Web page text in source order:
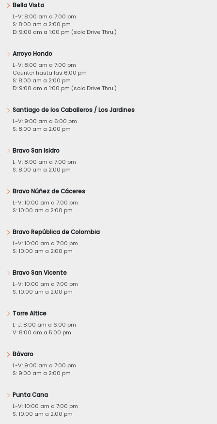
Bella Vista
L-V: 8:00 am a 7:00 pm
S: 8:00 am a 2:00 pm
D: 9:00 am a 1:00 pm (solo Drive Thru.)
Arroyo Hondo
L-V: 8:00 am a 7:00 pm
Counter hasta las 6:00 pm
S: 8:00 am a 2:00 pm
D: 9:00 am a 1:00 pm (solo Drive Thru.)
Santiago de los Caballeros / Los Jardines
L-V: 9:00 am a 6:00 pm
S: 8:00 am a 2:00 pm
Bravo San Isidro
L-V: 8:00 am a 7:00 pm
S: 8:00 am a 2:00 pm
Bravo Núñez de Cáceres
L-V: 10:00 am a 7:00 pm
S: 10:00 am a 2:00 pm
Bravo República de Colombia
L-V: 10:00 am a 7:00 pm
S: 10:00 am a 2:00 pm
Bravo San Vicente
L-V: 10:00 am a 7:00 pm
S: 10:00 am a 2:00 pm
Torre Altice
L-J: 8:00 am a 6:00 pm
V: 8:00 am a 5:00 pm
Bávaro
L-V: 9:00 am a 7:00 pm
S: 9:00 am a 2:00 pm
Punta Cana
L-V: 10:00 am a 7:00 pm
S: 10:00 am a 2:00 pm